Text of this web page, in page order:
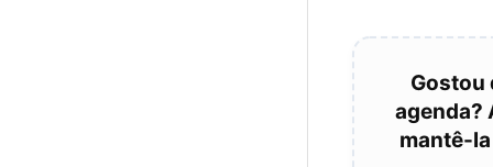
Gostou
agenda?
mantê-